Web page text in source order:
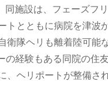
施設は、フェーズフ
とともに病院を津波
衛隊ヘリも離着陸可能
経験もある同院の住
、ヘリポートが整備さ